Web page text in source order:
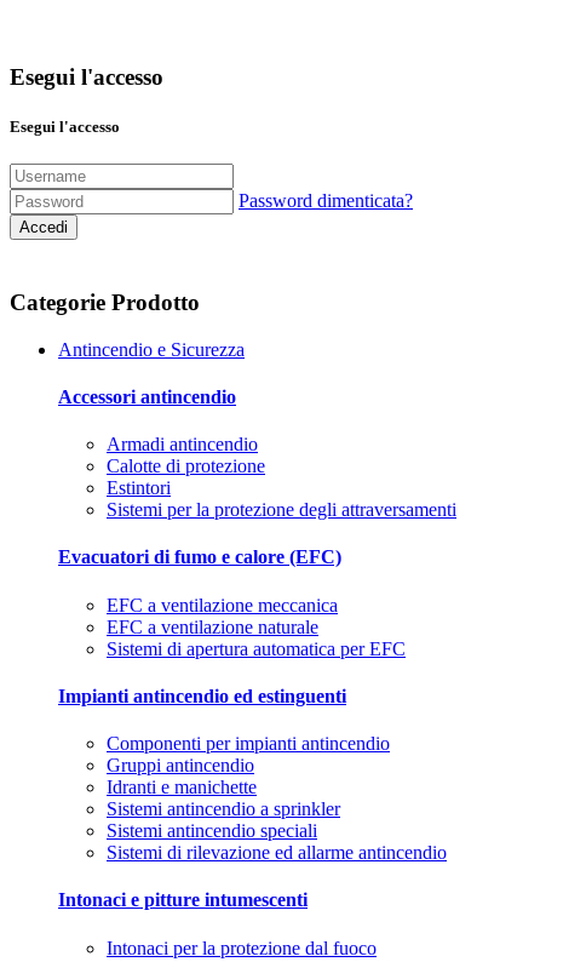
Esegui l'accesso
Esegui l'accesso
Password dimenticata?
Accedi
Categorie Prodotto
Antincendio e Sicurezza
Accessori antincendio
Armadi antincendio
Calotte di protezione
Estintori
Sistemi per la protezione degli attraversamenti
Evacuatori di fumo e calore (EFC)
EFC a ventilazione meccanica
EFC a ventilazione naturale
Sistemi di apertura automatica per EFC
Impianti antincendio ed estinguenti
Componenti per impianti antincendio
Gruppi antincendio
Idranti e manichette
Sistemi antincendio a sprinkler
Sistemi antincendio speciali
Sistemi di rilevazione ed allarme antincendio
Intonaci e pitture intumescenti
Intonaci per la protezione dal fuoco